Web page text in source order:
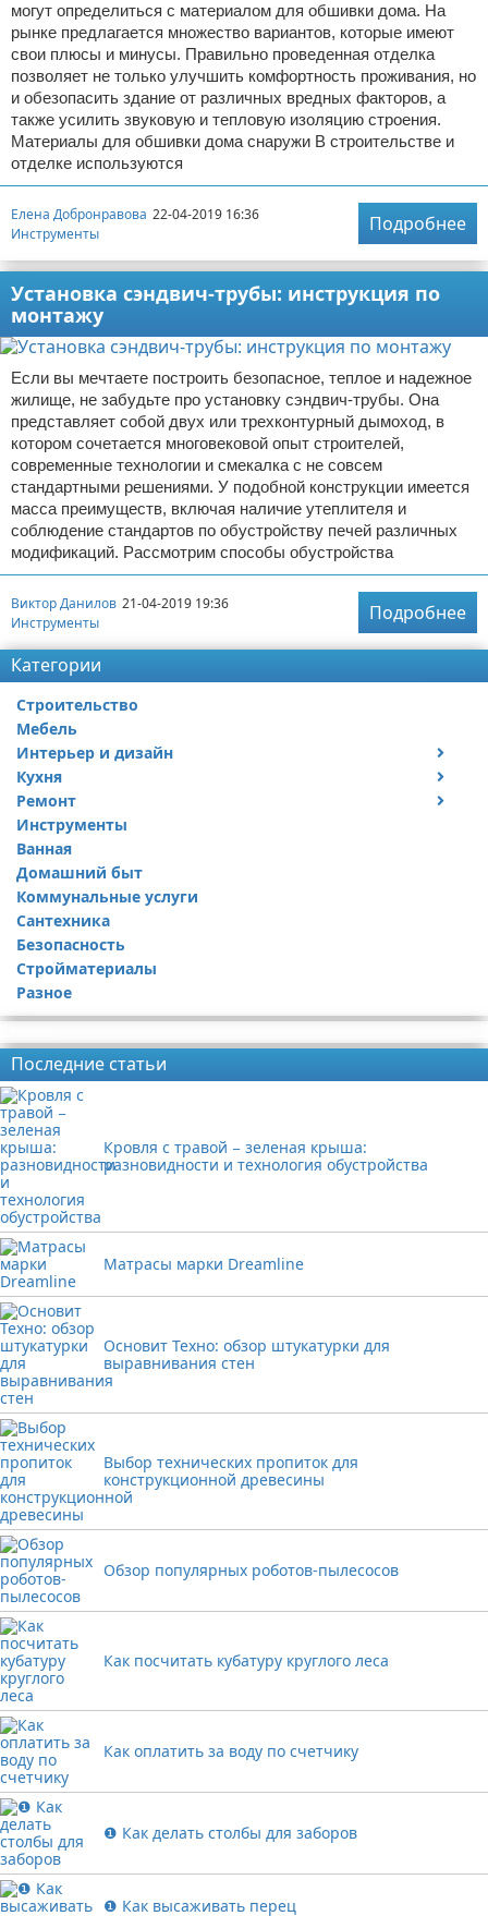
могут определиться с материалом для обшивки дома. На
рынке предлагается множество вариантов, которые имеют
свои плюсы и минусы. Правильно проведенная отделка
позволяет не только улучшить комфортность проживания, но
и обезопасить здание от различных вредных факторов, а
также усилить звуковую и тепловую изоляцию строения.
Материалы для обшивки дома снаружи В строительстве и
отделке используются
Елена Добронравова 22-04-2019 16:36
Инструменты
Подробнее
Установка сэндвич-трубы: инструкция по
монтажу
Если вы мечтаете построить безопасное, теплое и надежное
жилище, не забудьте про установку сэндвич-трубы. Она
представляет собой двух или трехконтурный дымоход, в
котором сочетается многовековой опыт строителей,
современные технологии и смекалка с не совсем
стандартными решениями. У подобной конструкции имеется
масса преимуществ, включая наличие утеплителя и
соблюдение стандартов по обустройству печей различных
модификаций. Рассмотрим способы обустройства
Виктор Данилов 21-04-2019 19:36
Инструменты
Подробнее
Категории
Строительство
Мебель
Интерьер и дизайн
Дизайн дачи
Дизайн квартиры
Кухня
Посуда
Ремонт
Ремонт дачи
Ремонт квартиры
Инструменты
Ванная
Домашний быт
Коммунальные услуги
Сантехника
Безопасность
Стройматериалы
Разное
Последние статьи
Кровля с травой − зеленая крыша:
разновидности и технология обустройства
Матрасы марки Dreamline
Основит Техно: обзор штукатурки для
выравнивания стен
Выбор технических пропиток для
конструкционной древесины
Обзор популярных роботов-пылесосов
Как посчитать кубатуру круглого леса
Как оплатить за воду по счетчику
❶ Как делать столбы для заборов
❶ Как высаживать перец